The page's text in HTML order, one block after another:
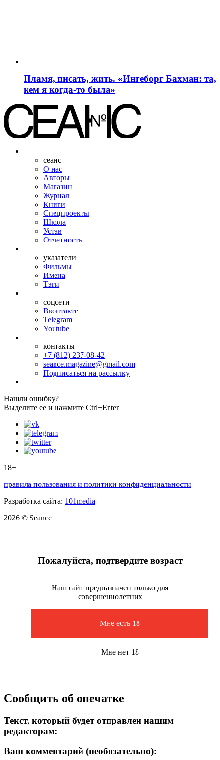
Пламя, писать, жить. «Ингеборг Бахман: та,
кем я когда-то была»
сеанс
О нас
Авторы
Магазин
Журнал
Книги
Спецпроекты
Школа
Устав
Отчетность
указатели
Фильмы
Имена
Тэги
соцсети
Вконтакте
Telegram
Youtube
контакты
+7 (812) 237-08-42
seance.magazine@gmail.com
Подписаться на рассылку
Нашли ошибку?
Выделите ее и нажмите Ctrl+Enter
18+
правила пользования и политики конфиденциальности
Разработка сайта: 101media
2026 © Seance
Пожалуйста, подтвердите возраст
Наш сайт предназначен только для
совершеннолетних
Мне есть 18
Мне нет 18
Сообщить об опечатке
Текст, который будет отправлен нашим
редакторам:
Ваш комментарий (необязательно):